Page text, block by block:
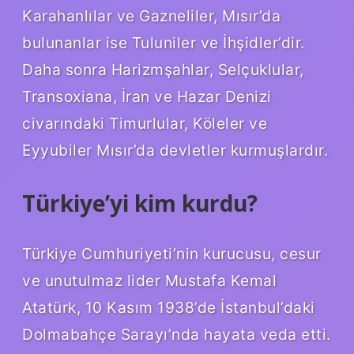
Karahanlılar ve Gazneliler, Mısır’da
bulunanlar ise Tuluniler ve İhşidler’dir.
Daha sonra Harizmşahlar, Selçuklular,
Transoxiana, İran ve Hazar Denizi
civarındaki Timurlular, Köleler ve
Eyyubiler Mısır’da devletler kurmuşlardır.
Türkiye’yi kim kurdu?
Türkiye Cumhuriyeti’nin kurucusu, cesur
ve unutulmaz lider Mustafa Kemal
Atatürk, 10 Kasım 1938’de İstanbul’daki
Dolmabahçe Sarayı’nda hayata veda etti.